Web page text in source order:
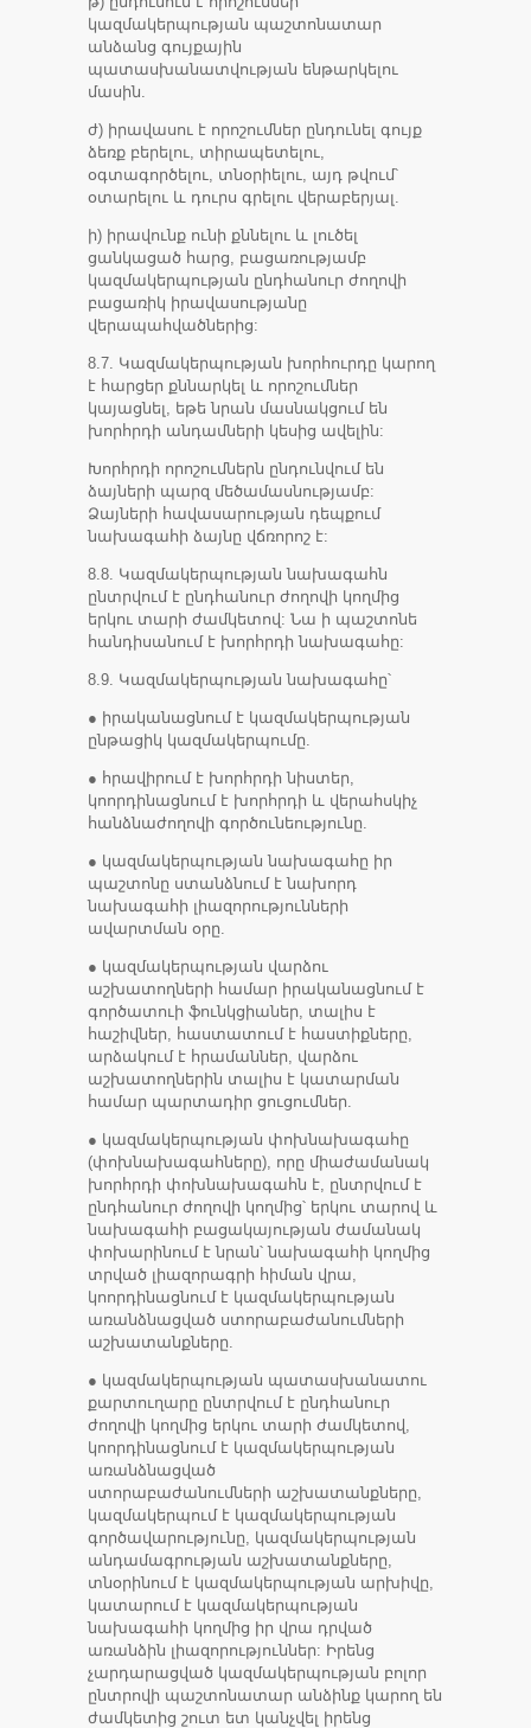
կազմակերպության պաշտոնատար
անձանց գույքային
պատասխանատվության ենթարկելու
մասին.
ժ) իրավասու է որոշումներ ընդունել գույք
ձեռք բերելու, տիրապետելու,
օգտագործելու, տնօրիելու, այդ թվում՝
օտարելու և դուրս գրելու վերաբերյալ.
ի) իրավունք ունի քննելու և լուծել
ցանկացած հարց, բացառությամբ
կազմակերպության ընդհանուր ժողովի
բացառիկ իրավասությանը
վերապահվածներից:
8.7. Կազմակերպության խորհուրդը կարող
է հարցեր քննարկել և որոշումներ
կայացնել, եթե նրան մասնակցում են
խորհրդի անդամների կեսից ավելին:
Խորհրդի որոշումներն ընդունվում են
ձայների պարզ մեծամասնությամբ:
Ձայների հավասարության դեպքում
նախագահի ձայնը վճռորոշ է:
8.8. Կազմակերպության նախագահն
ընտրվում է ընդհանուր ժողովի կողմից
երկու տարի ժամկետով: Նա ի պաշտոնե
հանդիսանում է խորհրդի նախագահը:
8.9. Կազմակերպության նախագահը՝
● իրականացնում է կազմակերպության
ընթացիկ կազմակերպումը.
● հրավիրում է խորհրդի նիստեր,
կոորդինացնում է խորհրդի և վերահսկիչ
հանձնաժողովի գործունեությունը.
● կազմակերպության նախագահը իր
պաշտոնը ստանձնում է նախորդ
նախագահի լիազորությունների
ավարտման օրը.
● կազմակերպության վարձու
աշխատողների համար իրականացնում է
գործատուի ֆունկցիաներ, տալիս է
հաշիվներ, հաստատում է հաստիքները,
արձակում է հրամաններ, վարձու
աշխատողներին տալիս է կատարման
համար պարտադիր ցուցումներ.
● կազմակերպության փոխնախագահը
(փոխնախագահները), որը միաժամանակ
խորհրդի փոխնախագահն է, ընտրվում է
ընդհանուր ժողովի կողմից՝ երկու տարով և
նախագահի բացակայության ժամանակ
փոխարինում է նրան՝ նախագահի կողմից
տրված լիազորագրի հիման վրա,
կոորդինացնում է կազմակերպության
առանձնացված ստորաբաժանումների
աշխատանքները.
● կազմակերպության պատասխանատու
քարտուղարը ընտրվում է ընդհանուր
ժողովի կողմից երկու տարի ժամկետով,
կոորդինացնում է կազմակերպության
առանձնացված
ստորաբաժանումների աշխատանքները,
կազմակերպում է կազմակերպության
գործավարությունը, կազմակերպության
անդամագրության աշխատանքները,
տնօրինում է կազմակերպության արխիվը,
կատարում է կազմակերպության
նախագահի կողմից իր վրա դրված
առանձին լիազորություններ: Իրենց
չարդարացված կազմակերպության բոլոր
ընտրովի պաշտոնատար անձինք կարող են
ժամկետից շուտ ետ կանչվել իրենց